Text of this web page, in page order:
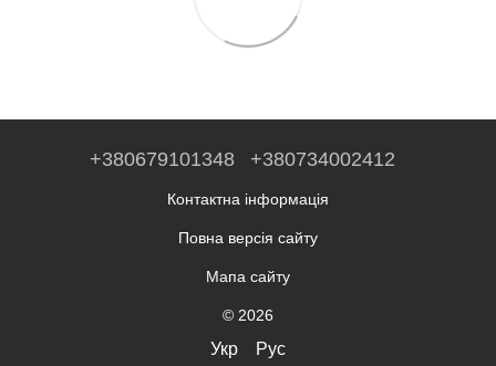
+380679101348 +380734002412
Контактна інформація
Повна версія сайту
Мапа сайту
© 2026
Укр Рус